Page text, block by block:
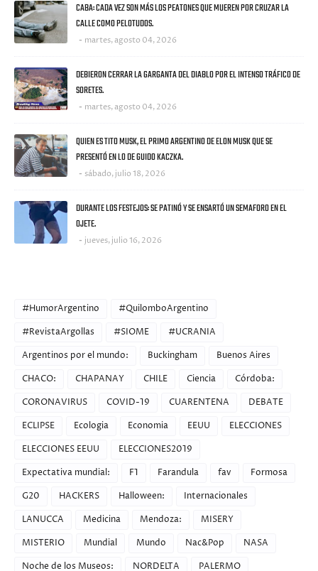
CABA: CADA VEZ SON MÁS LOS PEATONES QUE MUEREN POR CRUZAR LA
CALLE COMO PELOTUDOS.
martes, agosto 04, 2026
DEBIERON CERRAR LA GARGANTA DEL DIABLO POR EL INTENSO TRÁFICO DE
SORETES.
martes, agosto 04, 2026
QUIEN ES TITO MUSK, EL PRIMO ARGENTINO DE ELON MUSK QUE SE
PRESENTÓ EN LO DE GUIDO KACZKA.
sábado, julio 18, 2026
DURANTE LOS FESTEJOS: SE PATINÓ Y SE ENSARTÓ UN SEMAFORO EN EL
OJETE.
jueves, julio 16, 2026
#HumorArgentino
#QuilomboArgentino
#RevistaArgollas
#SIOME
#UCRANIA
Argentinos por el mundo:
Buckingham
Buenos Aires
CHACO:
CHAPANAY CHILE Ciencia
Córdoba:
CORONAVIRUS
COVID-19 CUARENTENA
DEBATE
ECLIPSE
Ecologia Economia EEUU
ELECCIONES
ELECCIONES EEUU
ELECCIONES2019
Expectativa mundial:
F1 Farandula fav
Formosa
G20
HACKERS Halloween:
Internacionales
LANUCCA
Medicina Mendoza:
MISERY
MISTERIO
Mundial Mundo Nac&Pop
NASA
Noche de los Museos:
NORDELTA PALERMO